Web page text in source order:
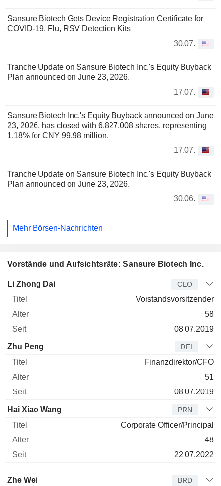
Sansure Biotech Gets Device Registration Certificate for
COVID-19, Flu, RSV Detection Kits
30.07.
Tranche Update on Sansure Biotech Inc.'s Equity Buyback
Plan announced on June 23, 2026.
17.07.
Sansure Biotech Inc.'s Equity Buyback announced on June
23, 2026, has closed with 6,827,008 shares, representing
1.18% for CNY 99.98 million.
17.07.
Tranche Update on Sansure Biotech Inc.'s Equity Buyback
Plan announced on June 23, 2026.
30.06.
Mehr Börsen-Nachrichten
Vorstände und Aufsichtsräte: Sansure Biotech Inc.
Manager Titel
Li Zhong Dai CEO
Vorstandsvorsitzender
58
08.07.2019
Zhu Peng DFI
Finanzdirektor/CFO
51
08.07.2019
Hai Xiao Wang PRN
Corporate Officer/Principal
48
22.07.2022
Verwaltungsratsmitglied
Zhe Wei BRD